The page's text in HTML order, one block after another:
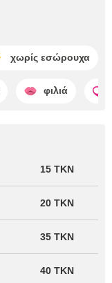
χωρίς εσώρουχα
φιλιά
15 TKN
20 TKN
35 TKN
40 TKN